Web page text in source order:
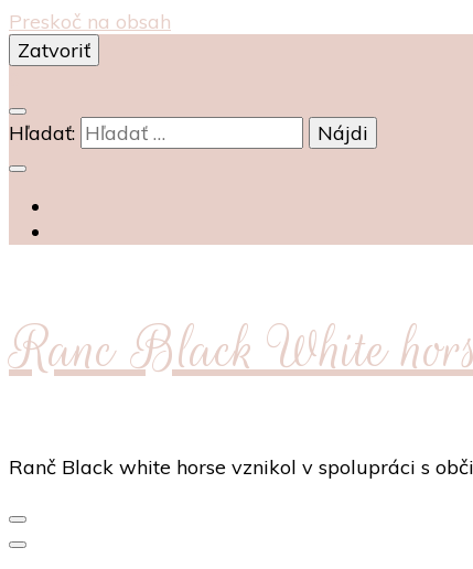
Preskoč na obsah
Zatvoriť
Hľadať:
Ranc Black White
Ranč Black white horse vznikol v spolupráci s